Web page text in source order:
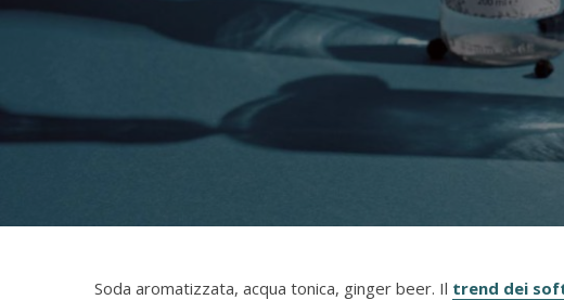
Soda aromatizzata, acqua tonica, ginger beer. Il trend dei